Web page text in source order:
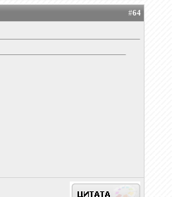
#64